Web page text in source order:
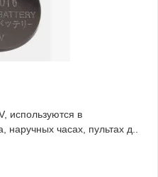
используются в
часах, пультах д..